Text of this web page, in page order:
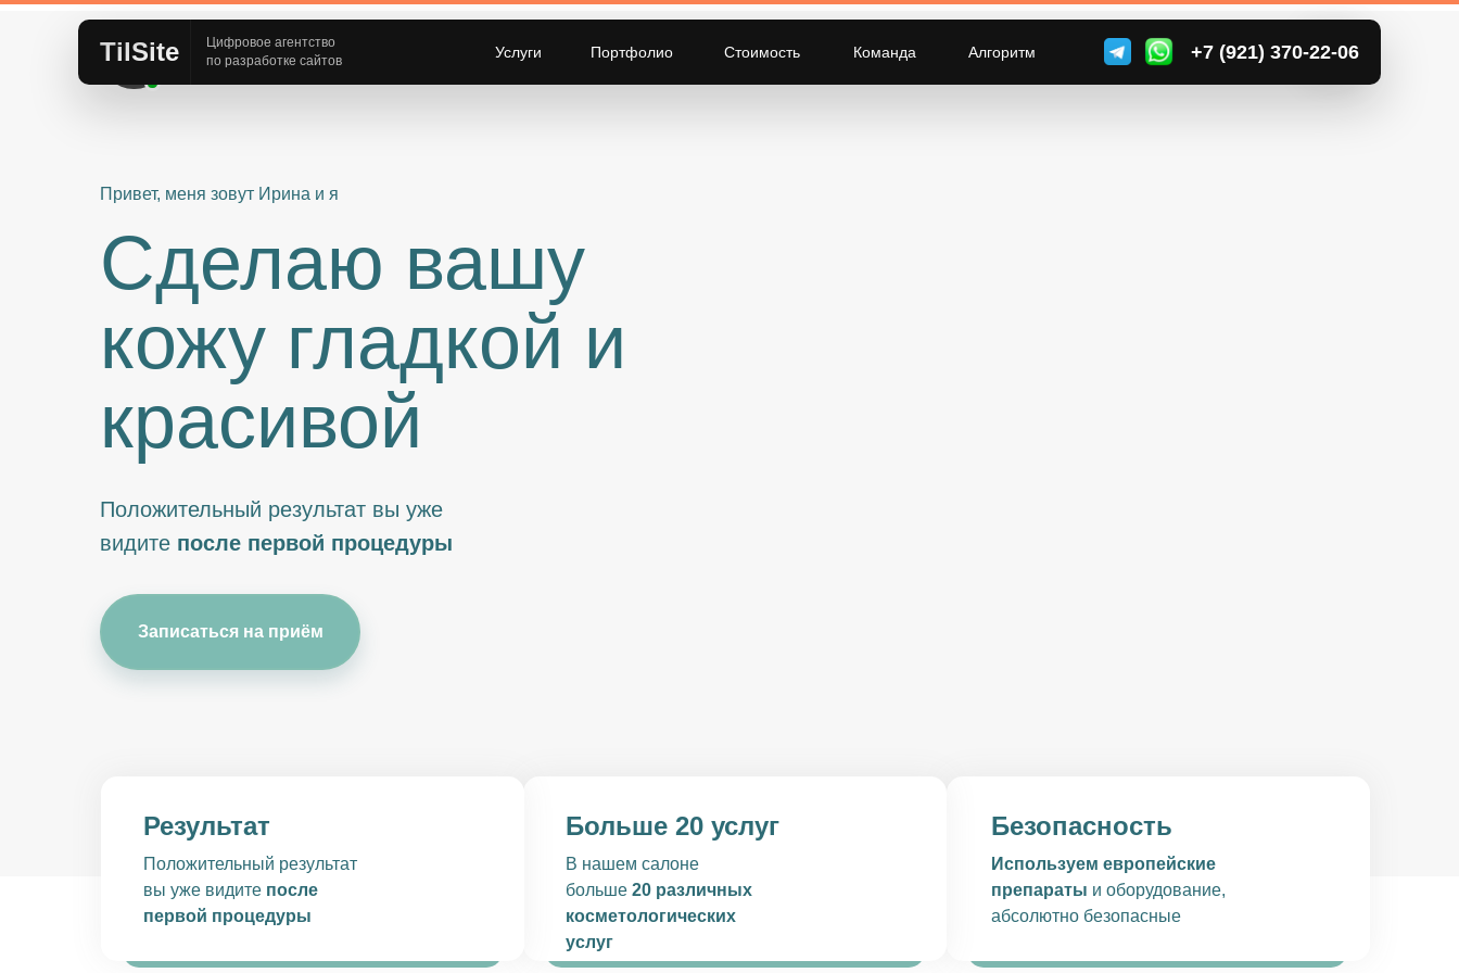
TilSite
Цифровое агентство
по разработке сайтов
+7 (921) 370-22-06
Услуги Портфолио Стоимость Команда Алгоритм
В нашем салоне
больше 20 различных
косметологических
услуг
Больше 20 услуг
Положительный результат
вы уже видите после
первой процедуры
Результат
Используем европейские
препараты и оборудование,
абсолютно безопасные
Безопасность
+7 (499) 000-00-00
Заказать обратный звонок
или Telegram за 2 минуты
г. Москва, ул.
Дорожная, д. 50
Ирина Васильева—
Ваш личный косметолог
Сделаю вашу
кожу гладкой и
красивой
Положительный результат вы уже
видите после первой процедуры
Записаться на приём
Привет, меня зовут Ирина и я